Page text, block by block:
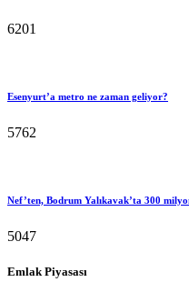
6201
Esenyurt’a metro ne zaman geliyor?
5762
Nef’ten, Bodrum Yalıkavak’ta 300
5047
Emlak Piyasası